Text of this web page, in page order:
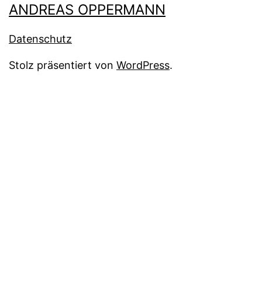
ANDREAS OPPERMANN
Datenschutz
Stolz präsentiert von WordPress.